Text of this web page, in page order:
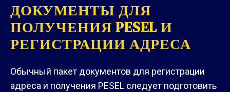
ДОКУМЕНТЫ ДЛЯ
ПОЛУЧЕНИЯ PESEL И
РЕГИСТРАЦИИ АДРЕСА
Обычный пакет документов для регистрации
адреса и получения PESEL следует подготовить